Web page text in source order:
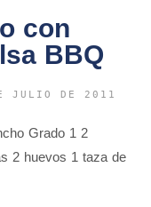
con
BBQ
JULIO DE 2011
Grado 1 2
2 huevos 1 taza de